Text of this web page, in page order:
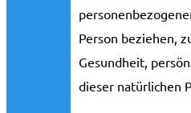
Person beziehen,
Gesundheit,
dieser natürlichen